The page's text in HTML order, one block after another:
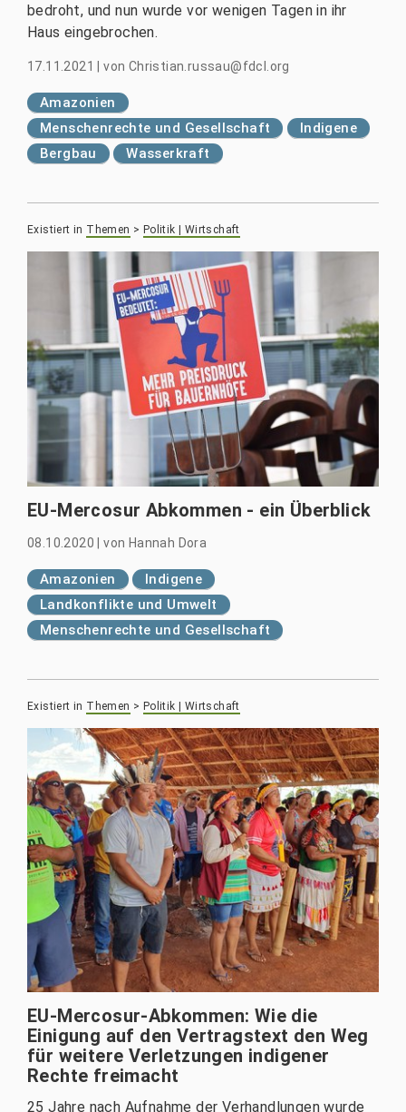
bedroht, und nun wurde vor wenigen Tagen in ihr
Haus eingebrochen.
17.11.2021 |von Christian.russau@fdcl.org
Amazonien
Menschenrechte und Gesellschaft
Indigene
Bergbau
Wasserkraft
Existiert in Themen > Politik | Wirtschaft
EU-Mercosur Abkommen - ein Überblick
08.10.2020 |von Hannah Dora
Amazonien
Indigene
Landkonflikte und Umwelt
Menschenrechte und Gesellschaft
Existiert in Themen > Politik | Wirtschaft
EU-Mercosur-Abkommen: Wie die
Einigung auf den Vertragstext den Weg
für weitere Verletzungen indigener
Rechte freimacht
25 Jahre nach Aufnahme der Verhandlungen wurde